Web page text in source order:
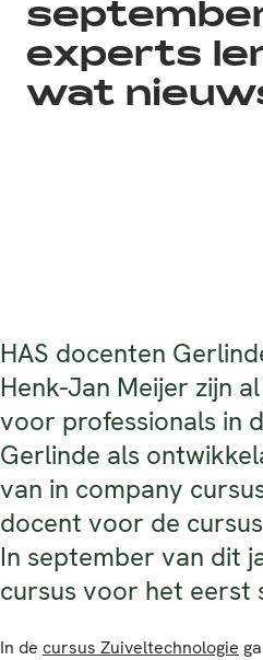
experts
wat
HAS docenten
Henk-Jan Meijer zijn
voor professionals in
Gerlinde als
van in company
docent voor de
In september van dit
cursus voor het eerst
In de cursus Zuiveltechnologie